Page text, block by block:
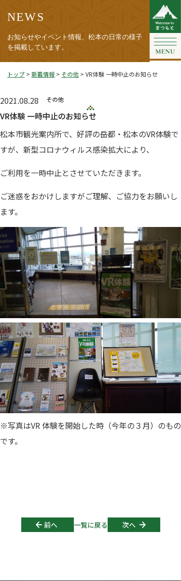
NEWS
お知らせやイベント情報、松本の日常の様子
を掲載しています。
トップ > 新着情報 > その他 > VR体験 一時中止のお知らせ
2021.08.28 その他
VR体験 一時中止のお知らせ
松本市観光案内所で、好評の岳都・松本のVR体験で
すが、新型コロナウィルス感染拡大により、
ご利用を一時中止とさせていただきます。
ご迷惑をおかけしますがご理解、ご協力をお願いし
ます。
※写真はVR 体験を開始した時（今年の３月）のもの
です。
Post navigation
前へ 一覧に戻る 次へ